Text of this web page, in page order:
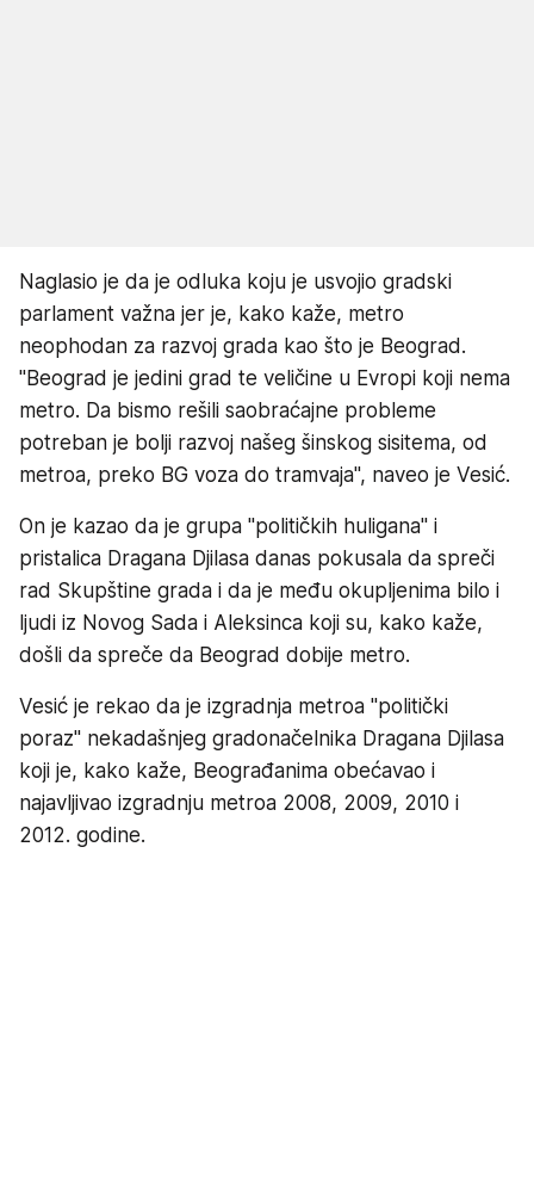
Naglasio je da je odluka koju je usvojio gradski
parlament važna jer je, kako kaže, metro
neophodan za razvoj grada kao što je Beograd.
"Beograd je jedini grad te veličine u Evropi koji nema
metro. Da bismo rešili saobraćajne probleme
potreban je bolji razvoj našeg šinskog sisitema, od
metroa, preko BG voza do tramvaja'', naveo je Vesić.
On je kazao da je grupa ''političkih huligana'' i
pristalica Dragana Djilasa danas pokusala da spreči
rad Skupštine grada i da je među okupljenima bilo i
ljudi iz Novog Sada i Aleksinca koji su, kako kaže,
došli da spreče da Beograd dobije metro.
Vesić je rekao da je izgradnja metroa ''politički
poraz'' nekadašnjeg gradonačelnika Dragana Djilasa
koji je, kako kaže, Beograđanima obećavao i
najavljivao izgradnju metroa 2008, 2009, 2010 i
2012. godine.